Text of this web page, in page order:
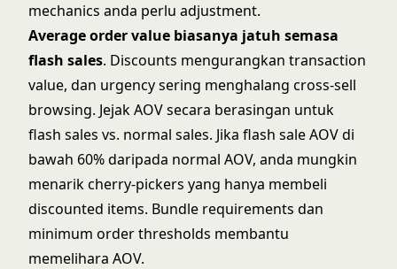
mechanics anda perlu adjustment.
Average order value biasanya jatuh semasa
flash sales. Discounts mengurangkan transaction
value, dan urgency sering menghalang cross-sell
browsing. Jejak AOV secara berasingan untuk
flash sales vs. normal sales. Jika flash sale AOV di
bawah 60% daripada normal AOV, anda mungkin
menarik cherry-pickers yang hanya membeli
discounted items. Bundle requirements dan
minimum order thresholds membantu
memelihara AOV.